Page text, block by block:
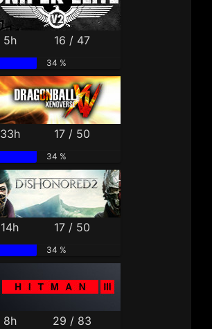
5h 16 / 47
34 %
33h 17 / 50
34 %
14h 17 / 50
34 %
8h 29 / 83